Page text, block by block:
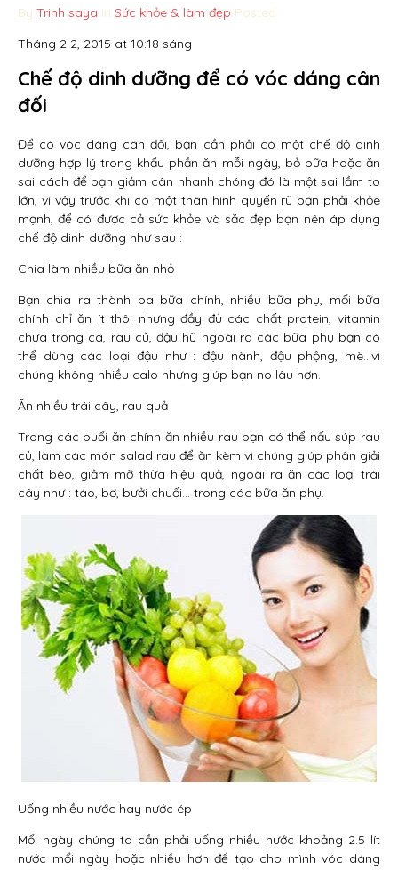
By Trinh saya in Sức khỏe & làm đẹp Posted
Tháng 2 2, 2015 at 10:18 sáng
Chế độ dinh dưỡng để có vóc dáng cân
đối
Để có vóc dáng cân đối, bạn cần phải có một chế độ dinh
dưỡng hợp lý trong khẩu phần ăn mỗi ngày, bỏ bữa hoặc ăn
sai cách để bạn giảm cân nhanh chóng đó là một sai lầm to
lớn, vì vậy trước khi có một thân hình quyến rũ bạn phải khỏe
mạnh, để có được cả sức khỏe và sắc đẹp bạn nên áp dụng
chế độ dinh dưỡng như sau :
Chia làm nhiều bữa ăn nhỏ
Bạn chia ra thành ba bữa chính, nhiều bữa phụ, mổi bữa
chính chỉ ăn ít thôi nhưng đầy đủ các chất protein, vitamin
chưa trong cá, rau củ, đậu hũ ngoài ra các bữa phụ bạn có
thể dùng các loại đậu như : đậu nành, đậu phộng, mè…vì
chúng không nhiều calo nhưng giúp bạn no lâu hơn.
Ăn nhiều trái cây, rau quả
Trong các buổi ăn chính ăn nhiều rau bạn có thể nấu súp rau
củ, làm các món salad rau để ăn kèm vì chúng giúp phân giải
chất béo, giảm mỡ thừa hiệu quả, ngoài ra ăn các loại trái
cây như : táo, bơ, bưởi chuối… trong các bữa ăn phụ.
Uống nhiều nước hay nước ép
Mổi ngày chúng ta cần phải uống nhiều nước khoảng 2.5 lít
nước mổi ngày hoặc nhiều hơn để tạo cho mình vóc dáng